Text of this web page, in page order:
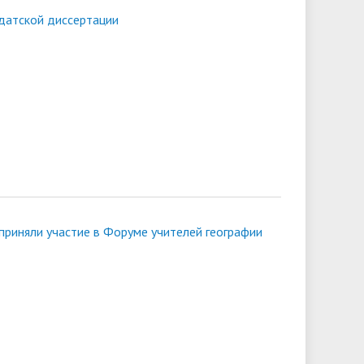
диссертации
участие в Форуме учителей географии